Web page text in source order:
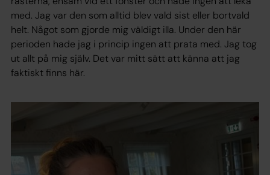
med. Jag var den som alltid blev vald sist eller bortvald
helt. Något som gjorde mig väldigt illa. Under den här
perioden hade jag i princip ingen att prata med. Jag tog
ut allt på mig själv. Det var mitt sätt att känna att jag
faktiskt finns här.